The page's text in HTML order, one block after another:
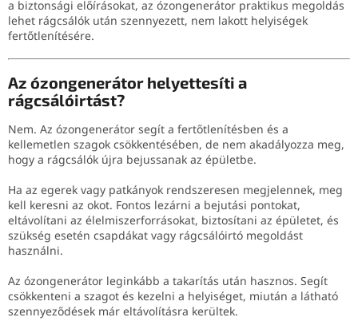
a biztonsági előírásokat, az ózongenerátor praktikus megoldás
lehet rágcsálók után szennyezett, nem lakott helyiségek
fertőtlenítésére.
Az ózongenerátor helyettesíti a
rágcsálóirtást?
Nem. Az ózongenerátor segít a fertőtlenítésben és a
kellemetlen szagok csökkentésében, de nem akadályozza meg,
hogy a rágcsálók újra bejussanak az épületbe.
Ha az egerek vagy patkányok rendszeresen megjelennek, meg
kell keresni az okot. Fontos lezárni a bejutási pontokat,
eltávolítani az élelmiszerforrásokat, biztosítani az épületet, és
szükség esetén csapdákat vagy rágcsálóirtó megoldást
használni.
Az ózongenerátor leginkább a takarítás után hasznos. Segít
csökkenteni a szagot és kezelni a helyiséget, miután a látható
szennyeződések már eltávolításra kerültek.